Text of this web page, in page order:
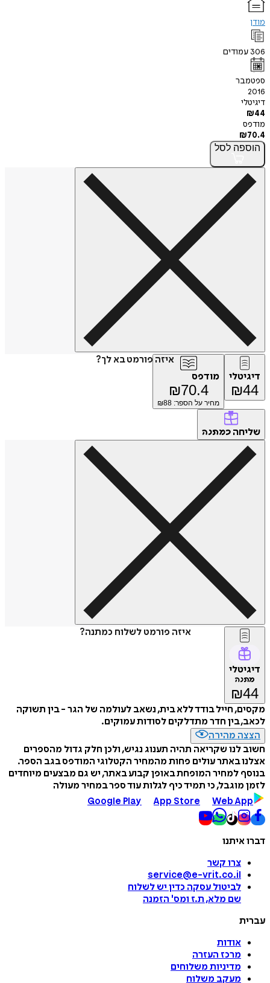
מודן
306 עמודים
ספטמבר
2016
דיגיטלי
₪44
מודפס
₪70.4
הוספה לסל
איזה פורמט בא לך?
דיגיטלי
₪44
מודפס
₪70.4
מחיר על הספר: ₪ 88
שליחה כמתנה
איזה פורמט לשלוח כמתנה?
דיגיטלי
מתנה
₪44
מקסים, חייל בודד ללא בית, נשאב לעולמה של הגר - בין תשוקה
לכאב, בין חדר מתדלקים לסודות עמוקים.
הצצה מהירה
חשוב לנו שקריאה תהיה תענוג נגיש, ולכן חלק גדול מהספרים
אצלנו באתר עולים פחות מהמחיר הקטלוגי המודפס בגב הספר.
בנוסף למחיר המופחת באופן קבוע באתר, יש גם מבצעים מיוחדים
לזמן מוגבל, כי תמיד כיף לגלות עוד ספר במחיר מעולה
Google Play
App Store Web App
דברו איתנו
צרו קשר
service@e-vrit.co.il
לביטול עסקה כדין יש לשלוח
שם מלא, ת.ז ומס' הזמנה
עברית
אודות
מרכז העזרה
מדיניות משלוחים
מעקב משלוח